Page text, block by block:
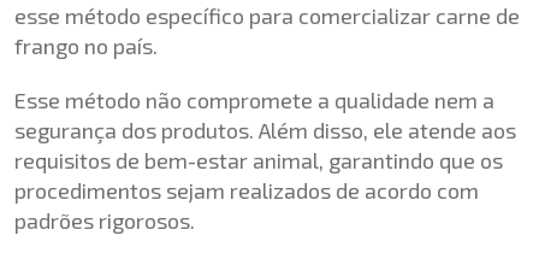
esse método específico para comercializar carne de
frango no país.
Esse método não compromete a qualidade nem a
segurança dos produtos. Além disso, ele atende aos
requisitos de bem-estar animal, garantindo que os
procedimentos sejam realizados de acordo com
padrões rigorosos.